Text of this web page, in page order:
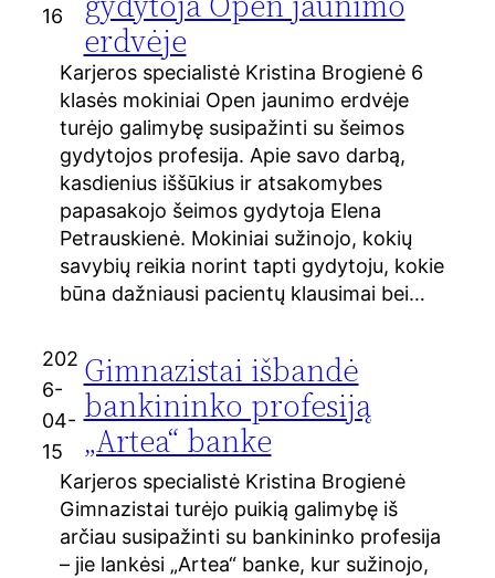
16
erdvėje
Karjeros specialistė Kristina Brogienė 6
klasės mokiniai Open jaunimo erdvėje
turėjo galimybę susipažinti su šeimos
gydytojos profesija. Apie savo darbą,
kasdienius iššūkius ir atsakomybes
papasakojo šeimos gydytoja Elena
Petrauskienė. Mokiniai sužinojo, kokių
savybių reikia norint tapti gydytoju, kokie
būna dažniausi pacientų klausimai bei…
202
6-
04-
15
Gimnazistai išbandė
bankininko profesiją
„Artea“ banke
Karjeros specialistė Kristina Brogienė
Gimnazistai turėjo puikią galimybę iš
arčiau susipažinti su bankininko profesija
– jie lankėsi „Artea“ banke, kur sužinojo,